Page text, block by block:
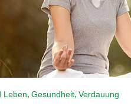
Leben, Gesundheit, Verdauung